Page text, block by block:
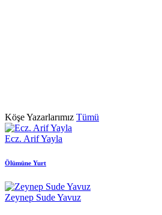
Köşe Yazarlarımız Tümü
Ecz. Arif Yayla
Ölümüne Yurt
Zeynep Sude Yavuz